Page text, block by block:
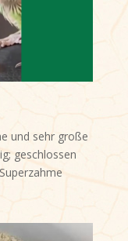
und sehr große
geschlossen